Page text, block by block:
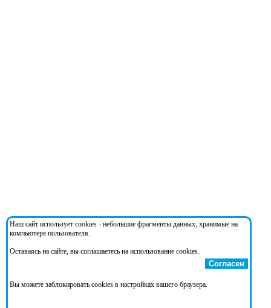
Наш сайт использует cookies - небольшие фрагменты данных, хранимые на
компьютере пользователя.
Оставаясь на сайте, вы соглашаетесь на использование cookies.
Согласен
Вы можете заблокировать cookies в настройках вашего браузера.